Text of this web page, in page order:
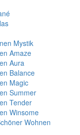
Mystik
Amaze
Aura
Balance
Magic
Summer
Tender
Winsome
Wohnen